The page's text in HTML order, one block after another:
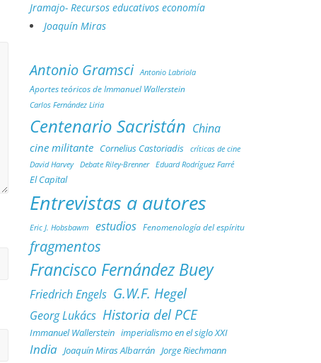
Jramajo- Recursos educativos economía
Joaquín Miras
Antonio Gramsci Antonio Labriola
Aportes teóricos de Immanuel Wallerstein
Carlos Fernández Liria
Centenario Sacristán China
cine militante Cornelius Castoriadis
críticas de cine
David Harvey
Debate Riley-Brenner Eduard Rodríguez Farré
El Capital
Entrevistas a autores
Eric J. Hobsbawm estudios Fenomenología del espíritu
fragmentos
Francisco Fernández Buey
Friedrich Engels G.W.F. Hegel
Georg Lukács Historia del PCE
Immanuel Wallerstein imperialismo en el siglo XXI
India Joaquín Miras Albarrán Jorge Riechmann